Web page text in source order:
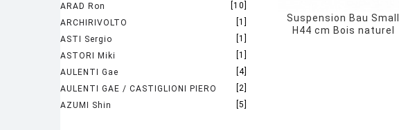
ARAD Ron
[10]
ARCHIRIVOLTO
[1]
ASTI Sergio
[1]
ASTORI Miki
[1]
AULENTI Gae
[4]
AULENTI GAE / CASTIGLIONI PIERO
[2]
AZUMI Shin
[5]
Suspension Bau Small
H44 cm Bois naturel